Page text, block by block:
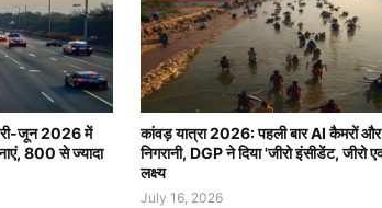
जून 2026 में
800 से ज्यादा
कांवड़ यात्रा 2026: पहली बार AI कैमरों
निगरानी, DGP ने दिया 'जीरो इंसीडेंट, जीरो
लक्ष्य
July 16, 2026